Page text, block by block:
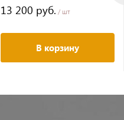
13 200 руб. / шт
В корзину